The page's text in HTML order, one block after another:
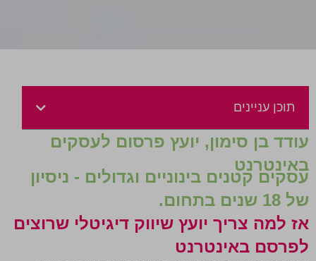
תוכן עניינים
עודד בן סימון, יועץ פרסום לעסקים
באינטרנט
עסקים קטנים בינוניים וגדולים - ניסיון
של 18 שנים בתחום.
אז למה צריך יועץ שיווק דיגיטלי שרוצים
לפרסם באינטרנט